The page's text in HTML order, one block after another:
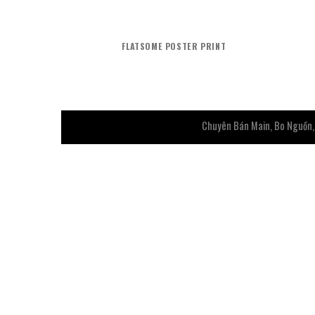
FLATSOME POSTER PRINT
Chuyên Bán Main, Bo